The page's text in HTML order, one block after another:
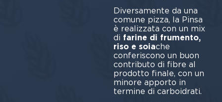
Diversamente da una
comune pizza, la Pinsa
è realizzata con un mix
di farine di frumento,
riso e soiache
conferiscono un buon
contributo di fibre al
prodotto finale, con un
minore apporto in
termine di carboidrati.